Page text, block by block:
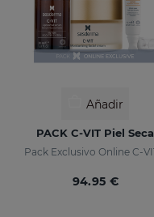
Añadir
PACK C-VIT Piel Seca
94.95 €